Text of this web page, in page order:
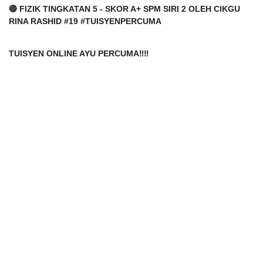
🔴 FIZIK TINGKATAN 5 - SKOR A+ SPM SIRI 2 OLEH CIKGU
RINA RASHID #19 #TUISYENPERCUMA
TUISYEN ONLINE AYU PERCUMA‼️‼️